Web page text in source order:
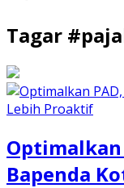
Tagar #
Optimalkan
Bapenda